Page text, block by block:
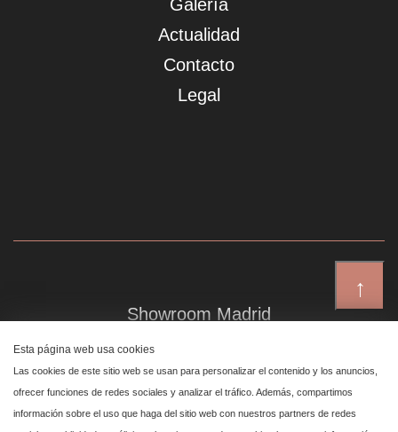
↑
Galería
Actualidad
Contacto
Legal
Showroom Madrid
Plaza de Canalejas 6, 4 izq
Centro, 28014 Madrid
Esta página web usa cookies
Las cookies de este sitio web se usan para personalizar el contenido y los anuncios,
ofrecer funciones de redes sociales y analizar el tráfico. Además, compartimos
información sobre el uso que haga del sitio web con nuestros partners de redes